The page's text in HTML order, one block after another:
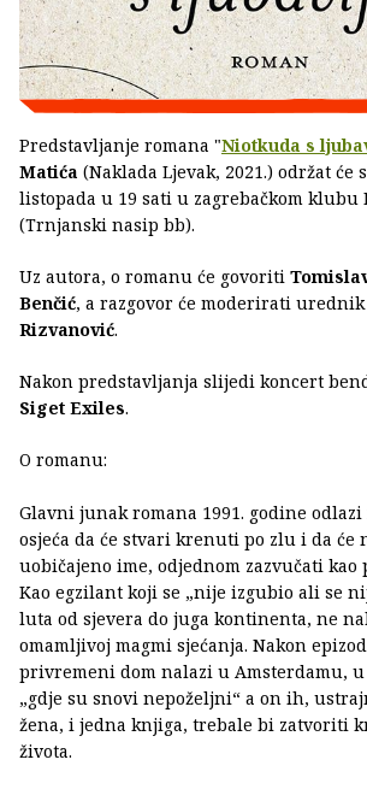
Predstavljanje romana "Niotkuda s
Matića (Naklada Ljevak, 2021.) održat će
listopada u 19 sati u zagrebačkom klubu
(Trnjanski nasip bb).
Uz autora, o romanu će govoriti
Benčić, a razgovor će moderirati
Rizvanović.
Nakon predstavljanja slijedi koncert
Siget Exiles.
O romanu:
Glavni junak romana 1991. godine
osjeća da će stvari krenuti po zlu i da će
uobičajeno ime, odjednom zazvučati kao
Kao egzilant koji se „nije izgubio ali se
luta od sjevera do juga kontinenta, ne
omamljivoj magmi sjećanja. Nakon
privremeni dom nalazi u Amsterdamu,
„gdje su snovi nepoželjni“ a on ih,
žena, i jedna knjiga, trebale bi zatvoriti
života.